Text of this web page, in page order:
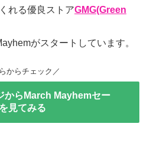
れる優良ストアGMG(Green
がスタートしています。
からチェック／
からMarch Mayhemセー
見てみる